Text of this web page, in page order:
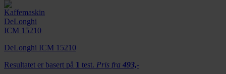
DeLonghi ICM 15210
Resultatet er basert på 1 test. Pris fra 493,-